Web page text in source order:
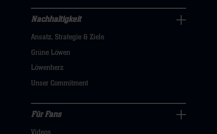
hier
Nachhaltigkeit
Navigation
öffnen,
dann
hier
Nachhaltigkeit
Ansatz, Strategie & Ziele
Grüne Löwen
Löwenherz
Unser Commitment
Für Fans
Videos